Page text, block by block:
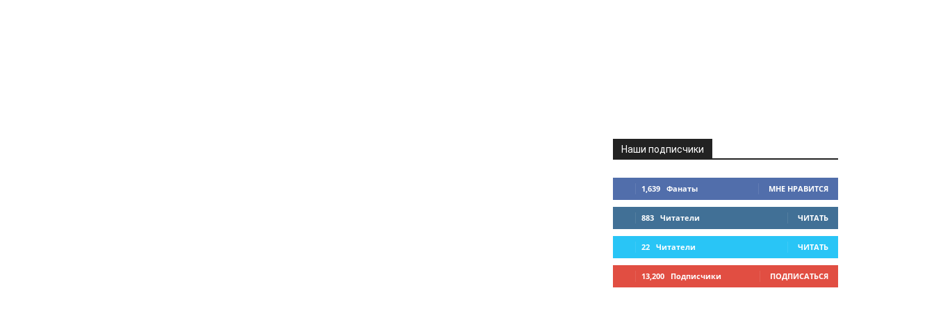
Наши подписчики
1,639 Фанаты МНЕ НРАВИТСЯ
883 Читатели ЧИТАТЬ
22 Читатели ЧИТАТЬ
13,200 Подписчики ПОДПИСАТЬСЯ